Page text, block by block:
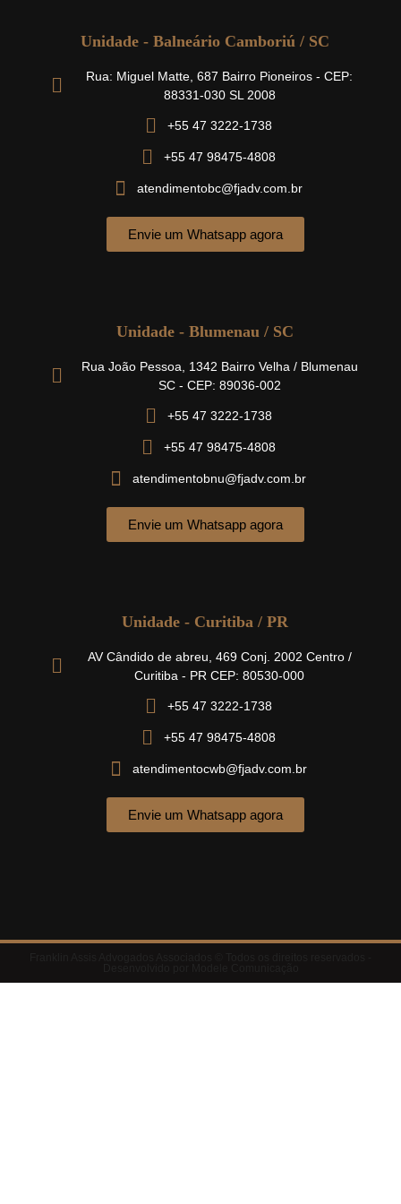
Unidade - Balneário Camboriú / SC
Rua: Miguel Matte, 687 Bairro Pioneiros - CEP:
88331-030 SL 2008
+55 47 3222-1738
+55 47 98475-4808
atendimentobc@fjadv.com.br
Envie um Whatsapp agora
Unidade - Blumenau / SC
Rua João Pessoa, 1342 Bairro Velha / Blumenau
SC - CEP: 89036-002
+55 47 3222-1738
+55 47 98475-4808
atendimentobnu@fjadv.com.br
Envie um Whatsapp agora
Unidade - Curitiba / PR
AV Cândido de abreu, 469 Conj. 2002 Centro /
Curitiba - PR CEP: 80530-000
+55 47 3222-1738
+55 47 98475-4808
atendimentocwb@fjadv.com.br
Envie um Whatsapp agora